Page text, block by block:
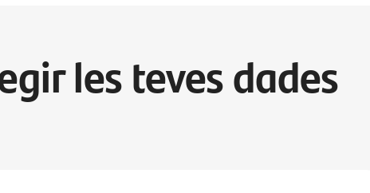
les teves dades